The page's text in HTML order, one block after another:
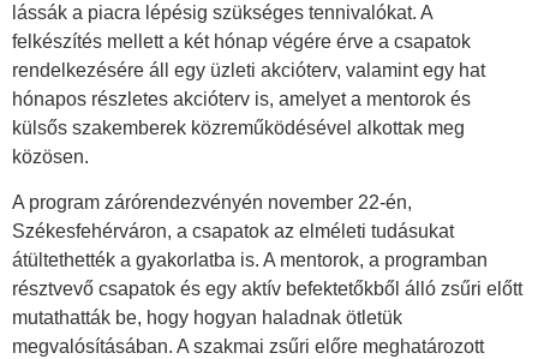
lássák a piacra lépésig szükséges tennivalókat. A
felkészítés mellett a két hónap végére érve a csapatok
rendelkezésére áll egy üzleti akcióterv, valamint egy hat
hónapos részletes akcióterv is, amelyet a mentorok és
külsős szakemberek közreműködésével alkottak meg
közösen.
A program zárórendezvényén november 22-én,
Székesfehérváron, a csapatok az elméleti tudásukat
átültethették a gyakorlatba is. A mentorok, a programban
résztvevő csapatok és egy aktív befektetőkből álló zsűri előtt
mutathatták be, hogy hogyan haladnak ötletük
megvalósításában. A szakmai zsűri előre meghatározott